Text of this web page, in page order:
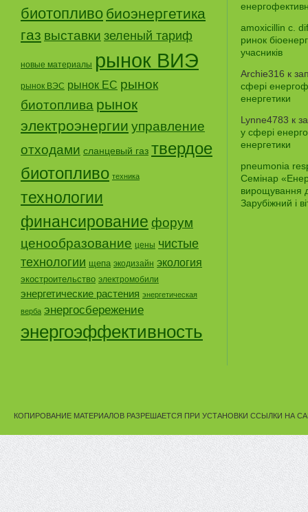
биотопливо биоэнергетика
газ выставки зеленый тариф
новые материалы рынок ВИЭ
рынок ВЭС рынок ЕС рынок
биотоплива рынок
электроэнергии управление
отходами сланцевый газ твердое
биотопливо техника
технологии
финансирование форум
ценообразование цены чистые
технологии щепа экодизайн экология
экостроительство электромобили
энергетические растения энергетическая
верба энергосбережение
энергоэффективность
amoxicillin c.
ринок
учасників
Archie316 к
сфері
енергетики
Lynne4783 к
у сфері
енергетики
pneumonia
Семінар
вирощування
Зарубіжний і
КОПИРОВАНИЕ МАТЕРИАЛОВ РАЗРЕШАЕТСЯ ПРИ УСТАНОВКИ ССЫЛКИ НА САЙТ